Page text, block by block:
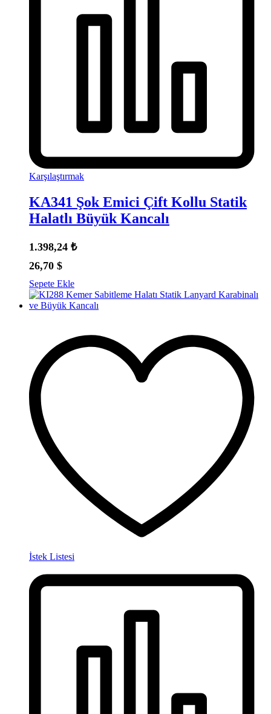
Karşılaştırmak
KA341 Şok Emici Çift Kollu Statik
Halatlı Büyük Kancalı
1.398,24 ₺
26,70 $
Sepete Ekle
İstek Listesi